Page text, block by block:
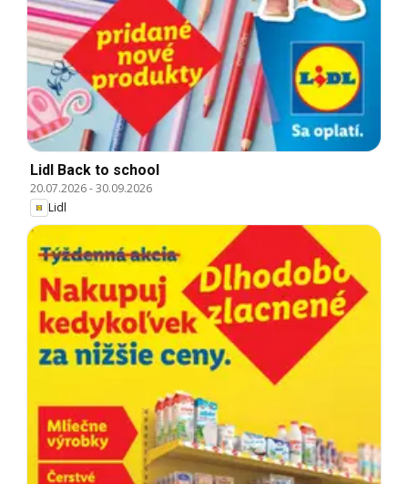
Lidl Back to school
20.07.2026-30.09.2026
Lidl